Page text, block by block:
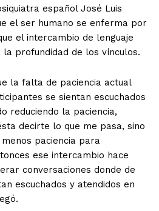
español José Luis
el ser humano se enferma por
el intercambio de lenguaje
profundidad de los vínculos.
la falta de paciencia actual
se sientan escuchados
reduciendo la paciencia,
decirte lo que me pasa, sino
paciencia para
ese intercambio hace
conversaciones donde de
escuchados y atendidos en